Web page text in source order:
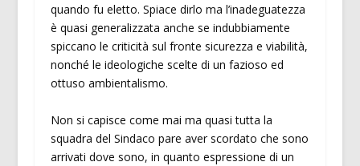
quando fu eletto. Spiace dirlo ma l’inadeguatezza
è quasi generalizzata anche se indubbiamente
spiccano le criticità sul fronte sicurezza e viabilità,
nonché le ideologiche scelte di un fazioso ed
ottuso ambientalismo.
Non si capisce come mai ma quasi tutta la
squadra del Sindaco pare aver scordato che sono
arrivati dove sono, in quanto espressione di un